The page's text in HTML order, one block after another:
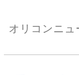
オリコンニュ